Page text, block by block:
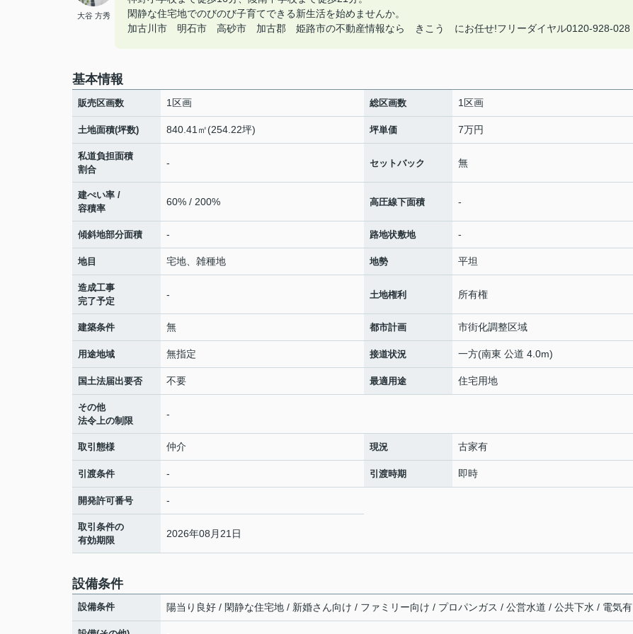
大谷 方秀
閑静な住宅地でのびのび子育てできる新生活を始めませんか。
加古川市 明石市 高砂市 加古郡 姫路市の不動産情報なら きこう にお任せ!フリーダイヤル0120-928-028
基本情報
販売区画数 1区画 総区画数 1区画
土地面積(坪数) 840.41㎡(254.22坪) 坪単価 7万円
私道負担面積
割合
- セットバック 無
建ぺい率 /
容積率
60% / 200% 高圧線下面積 -
傾斜地部分面積 - 路地状敷地 -
地目 宅地、雑種地 地勢 平坦
造成工事
完了予定
- 土地権利 所有権
建築条件 無 都市計画 市街化調整区域
用途地域 無指定 接道状況 一方(南東 公道 4.0m)
国土法届出要否 不要 最適用途 住宅用地
その他
法令上の制限
-
取引態様 仲介 現況 古家有
引渡条件 - 引渡時期 即時
開発許可番号 -
取引条件の
有効期限
2026年08月21日
設備条件
設備条件 陽当り良好 / 閑静な住宅地 / 新婚さん向け / ファミリー向け / プロパンガス / 公営水道 / 公共下水 / 電気有